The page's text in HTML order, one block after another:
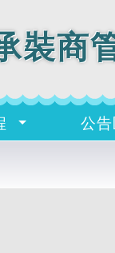
裝商
公
議
事
項
理。